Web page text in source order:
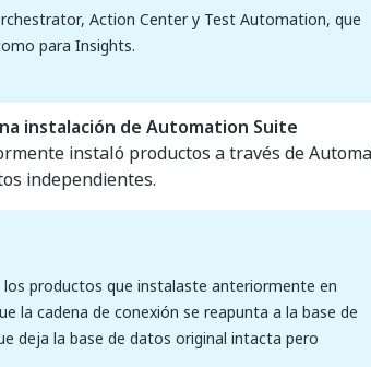
Action Center y Test Automation, que
para Insights.
instalación de Automation Suite
instaló productos a través de
independientes.
productos que instalaste anteriormente en
la cadena de conexión se reapunta a la base de
deja la base de datos original intacta pero